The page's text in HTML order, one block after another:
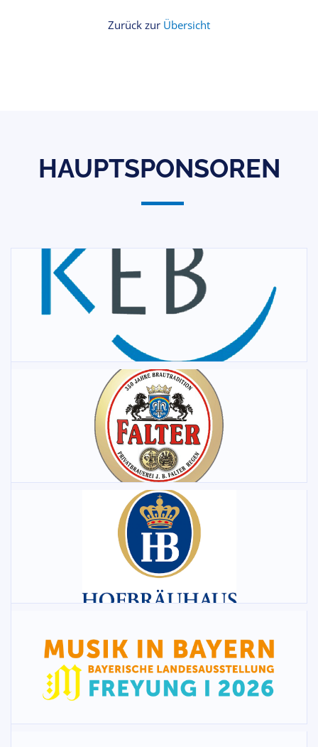
Zurück zur Übersicht
HAUPTSPONSOREN